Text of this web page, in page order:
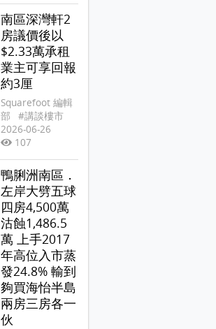
南區深灣軒2
房議價後以
$2.33萬承租
業主可享回報
約3厘
Squarefoot 編輯
部
#講談樓市
2026-06-26
107
鴨脷洲南區．
左岸大劈五球
四房4,500萬
沽蝕1,486.5
萬 上手2017
年高位入市蒸
發24.8% 輸到
夠買海怡半島
兩房三房各一
伙